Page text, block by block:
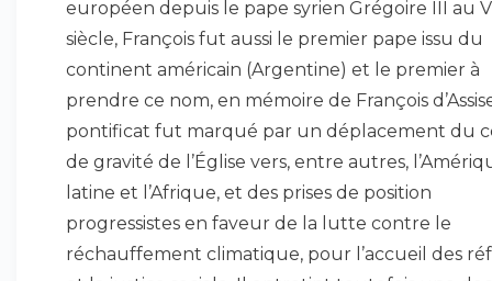
européen depuis le pape syrien Grégoire III au
siècle, François fut aussi le premier pape issu du
continent américain (Argentine) et le premier à
prendre ce nom, en mémoire de François
pontificat fut marqué par un déplacement du
de gravité de l’Église vers, entre autres,
latine et l’Afrique, et des prises de position
progressistes en faveur de la lutte contre le
réchauffement climatique, pour l’accueil des